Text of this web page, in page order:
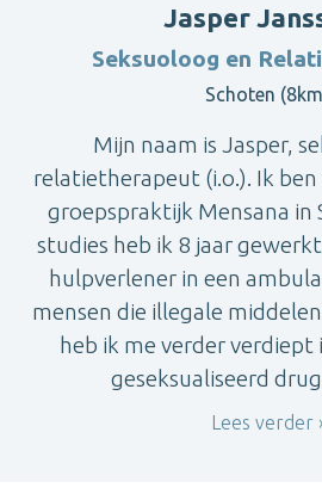
Jasper
Seksuoloog en
Schoten
Mijn naam is Jasper,
relatietherapeut (i.o.). Ik
groepspraktijk Mensana in
studies heb ik 8 jaar
hulpverlener in een
mensen die illegale
heb ik me verder verdiept
geseksualiseerd
Lees verder